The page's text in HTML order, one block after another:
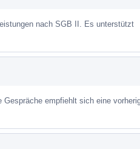
nach SGB II. Es unterstützt
empfiehlt sich eine